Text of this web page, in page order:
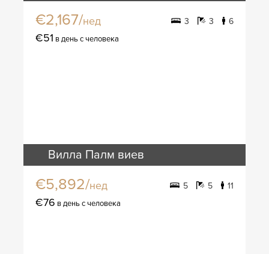
€2,167/нед 3 3 6
€51 в день с человека
Вилла Палм виев
€5,892/нед 5 5 11
€76 в день с человека